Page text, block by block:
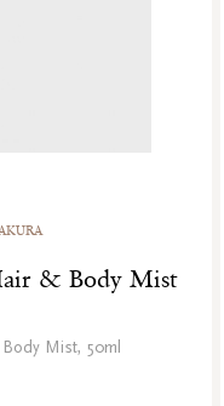
& Body Mist
Mist, 50ml